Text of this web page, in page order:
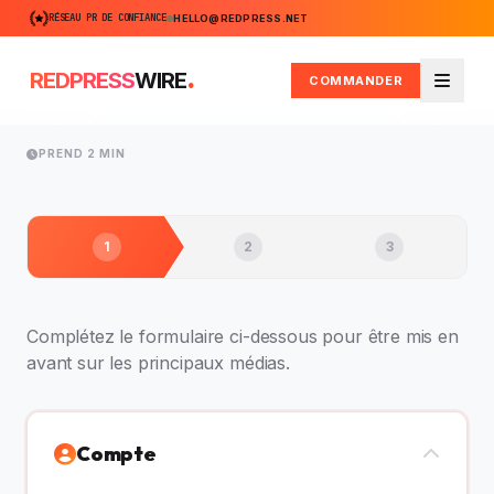
RÉSEAU PR DE CONFIANCE HELLO@REDPRESS.NET
REDPRESSWIRE. COMMANDER
Menu
PREND 2 MIN
1 2 3
Complétez le formulaire ci-dessous pour être mis en
avant sur les principaux médias.
Compte